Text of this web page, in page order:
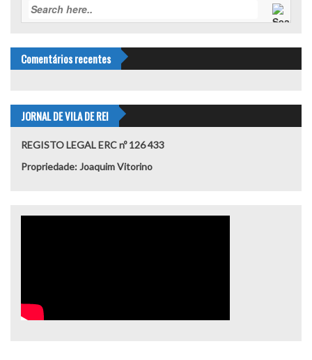
Comentários recentes
JORNAL DE VILA DE REI
REGISTO LEGAL ERC nº 126 433
Propriedade: Joaquim Vitorino